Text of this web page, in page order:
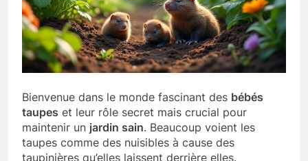
Bienvenue dans le monde fascinant des bébés
taupes et leur rôle secret mais crucial pour
maintenir un jardin sain. Beaucoup voient les
taupes comme des nuisibles à cause des
taupinières qu’elles laissent derrière elles.